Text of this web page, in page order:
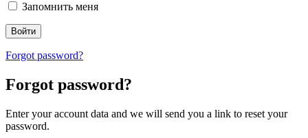
Запомнить меня
Forgot password?
Forgot password?
Enter your account data and we will send you a link to reset your
password.